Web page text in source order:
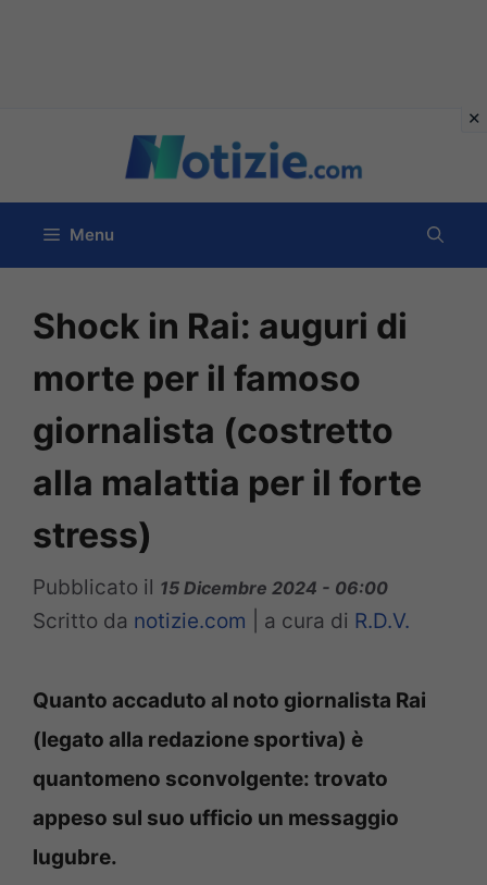
contenuto
Menu
Shock in Rai: auguri di
morte per il famoso
giornalista (costretto
alla malattia per il forte
stress)
Pubblicato il 15 Dicembre 2024 - 06:00
Scritto da notizie.com a cura di R.D.V.
Quanto accaduto al noto giornalista Rai
(legato alla redazione sportiva) è
quantomeno sconvolgente: trovato
appeso sul suo ufficio un messaggio
lugubre.